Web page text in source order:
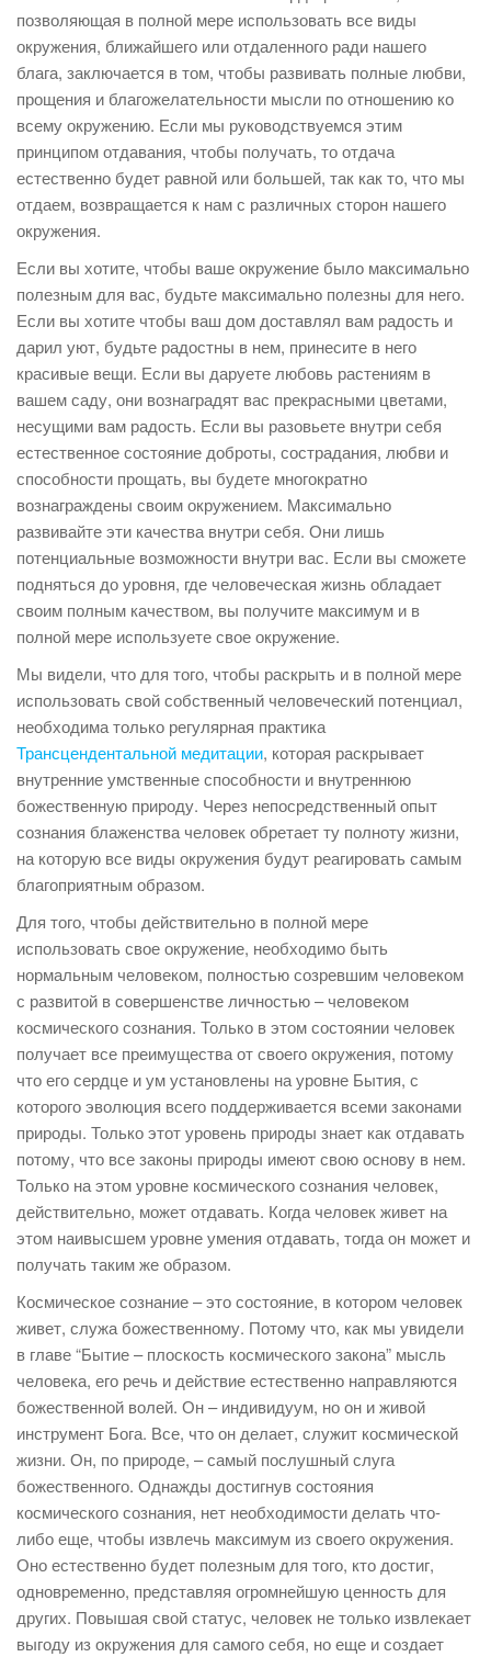
позволяющая в полной мере использовать все виды
окружения, ближайшего или отдаленного ради нашего
блага, заключается в том, чтобы развивать полные любви,
прощения и благожелательности мысли по отношению ко
всему окружению. Если мы руководствуемся этим
принципом отдавания, чтобы получать, то отдача
естественно будет равной или большей, так как то, что мы
отдаем, возвращается к нам с различных сторон нашего
окружения.
Если вы хотите, чтобы ваше окружение было максимально
полезным для вас, будьте максимально полезны для него.
Если вы хотите чтобы ваш дом доставлял вам радость и
дарил уют, будьте радостны в нем, принесите в него
красивые вещи. Если вы даруете любовь растениям в
вашем саду, они вознаградят вас прекрасными цветами,
несущими вам радость. Если вы разовьете внутри себя
естественное состояние доброты, сострадания, любви и
способности прощать, вы будете многократно
вознаграждены своим окружением. Максимально
развивайте эти качества внутри себя. Они лишь
потенциальные возможности внутри вас. Если вы сможете
подняться до уровня, где человеческая жизнь обладает
своим полным качеством, вы получите максимум и в
полной мере используете свое окружение.
Мы видели, что для того, чтобы раскрыть и в полной мере
использовать свой собственный человеческий потенциал,
необходима только регулярная практика
Трансцендентальной медитации, которая раскрывает
внутренние умственные способности и внутреннюю
божественную природу. Через непосредственный опыт
сознания блаженства человек обретает ту полноту жизни,
на которую все виды окружения будут реагировать самым
благоприятным образом.
Для того, чтобы действительно в полной мере
использовать свое окружение, необходимо быть
нормальным человеком, полностью созревшим человеком
с развитой в совершенстве личностью – человеком
космического сознания. Только в этом состоянии человек
получает все преимущества от своего окружения, потому
что его сердце и ум установлены на уровне Бытия, с
которого эволюция всего поддерживается всеми законами
природы. Только этот уровень природы знает как отдавать
потому, что все законы природы имеют свою основу в нем.
Только на этом уровне космического сознания человек,
действительно, может отдавать. Когда человек живет на
этом наивысшем уровне умения отдавать, тогда он может и
получать таким же образом.
Космическое сознание – это состояние, в котором человек
живет, служа божественному. Потому что, как мы увидели
в главе “Бытие – плоскость космического закона” мысль
человека, его речь и действие естественно направляются
божественной волей. Он – индивидуум, но он и живой
инструмент Бога. Все, что он делает, служит космической
жизни. Он, по природе, – самый послушный слуга
божественного. Однажды достигнув состояния
космического сознания, нет необходимости делать что-
либо еще, чтобы извлечь максимум из своего окружения.
Оно естественно будет полезным для того, кто достиг,
одновременно, представляя огромнейшую ценность для
других. Повышая свой статус, человек не только извлекает
выгоду из окружения для самого себя, но еще и создает